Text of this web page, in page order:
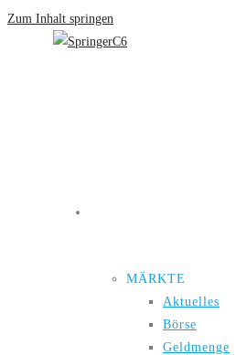
Zum Inhalt springen
MÄRKTE
Aktuelles
Börse
Geldmenge